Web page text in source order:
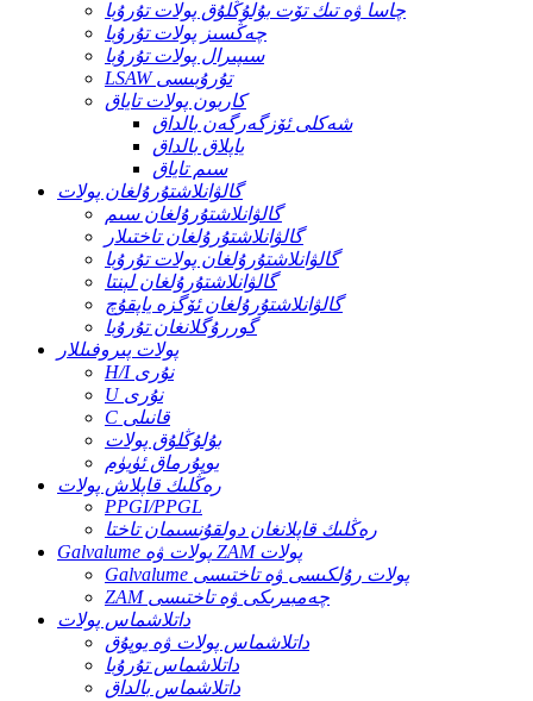
چاسا ۋە تىك تۆت بۇلۇڭلۇق پولات تۇرۇبا
چەڭسىز پولات تۇرۇبا
سىپىرال پولات تۇرۇبا
LSAW تۇرۇبىسى
كاربون پولات تاياق
شەكلى ئۆزگەرگەن بالداق
ياپلاق بالداق
سىم تاياق
گالۋانلاشتۇرۇلغان پولات
گالۋانلاشتۇرۇلغان سىم
گالۋانلاشتۇرۇلغان تاختىلار
گالۋانلاشتۇرۇلغان پولات تۇرۇبا
گالۋانلاشتۇرۇلغان لېنتا
گالۋانلاشتۇرۇلغان ئۆگزە ياپقۇچ
گوررۇگلانغان تۇرۇبا
پولات پىروفىللار
H/I نۇرى
U نۇرى
C قانىلى
بۇلۇڭلۇق پولات
يوپۇرماق ئۈيۈم
رەڭلىك قاپلاش پولات
PPGI/PPGL
رەڭلىك قاپلانغان دولقۇنسىمان تاختا
Galvalume پولات ۋە ZAM پولات
Galvalume پولات رۇلكىسى ۋە تاختىسى
ZAM چەمبىرىكى ۋە تاختىسى
داتلاشماس پولات
داتلاشماس پولات ۋە يوپۇق
داتلاشماس تۇرۇبا
داتلاشماس بالداق